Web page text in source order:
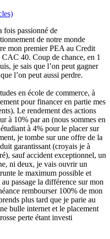
fois passionné de
de notre monde
mon premier PEA au Credit
40. Coup de chance, en 1
je sais que l’on peut gagner
l’on peut aussi perdre.
en école de commerce, à
pour financer en partie mes
Le rendement des actions
à 10% par an (nous sommes en
à 4% pour le placer sur
je tombe sur une offre de la
garantissant (croyais je à
sauf accident exceptionnel, un
ni deux, je vais ouvrir un
le maximum possible et
passage la différence sur mon
rembourser 100% de mon
plus tard que je parie au
bulle internet et le placement
perte étant investi